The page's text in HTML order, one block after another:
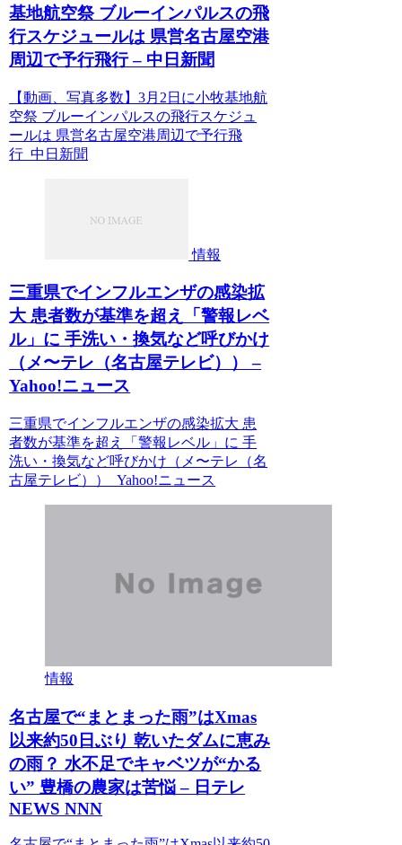
基地航空祭 ブルーインパルスの飛
行スケジュールは 県営名古屋空港
周辺で予行飛行 – 中日新聞
【動画、写真多数】3月2日に小牧基地航
空祭 ブルーインパルスの飛行スケジュ
ールは 県営名古屋空港周辺で予行飛
行 中日新聞
情報
三重県でインフルエンザの感染拡
大 患者数が基準を超え「警報レベ
ル」に 手洗い・換気など呼びかけ
（メ〜テレ（名古屋テレビ）） –
Yahoo!ニュース
三重県でインフルエンザの感染拡大 患
者数が基準を超え「警報レベル」に 手
洗い・換気など呼びかけ（メ〜テレ（名
古屋テレビ）） Yahoo!ニュース
情報
名古屋で“まとまった雨”はXmas
以来約50日ぶり 乾いたダムに恵み
の雨？ 水不足でキャベツが“かる
い” 豊橋の農家は苦悩 – 日テレ
NEWS NNN